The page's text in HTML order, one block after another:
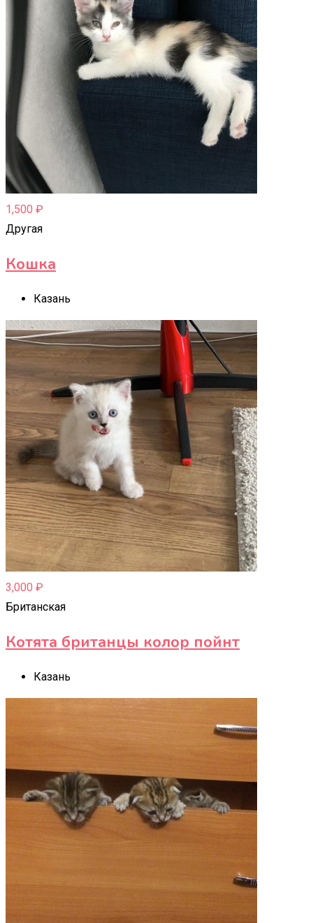
1,500 ₽
Другая
Кошка
Казань
3,000 ₽
Британская
Котята британцы колор пойнт
Казань